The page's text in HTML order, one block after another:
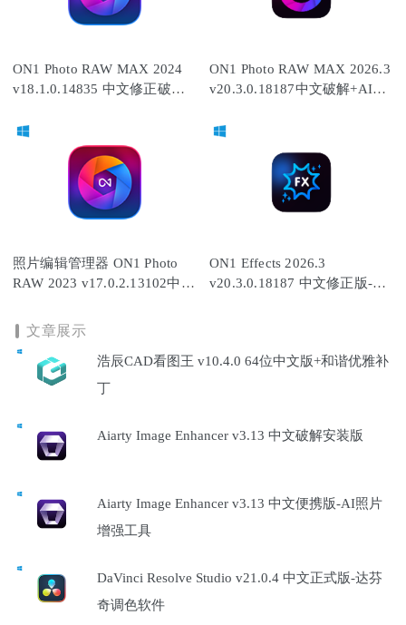
ON1 Photo RAW MAX 2024
v18.1.0.14835 中文修正破解
ON1 Photo RAW MAX 2026.3
v20.3.0.18187中文破解+AI全
照片编辑管理器 ON1 Photo
RAW 2023 v17.0.2.13102中文
ON1 Effects 2026.3
v20.3.0.18187 中文修正版-AI
文章展示
浩辰CAD看图王 v10.4.0 64位中文版+和谐优雅补
丁
Aiarty Image Enhancer v3.13 中文破解安装版
Aiarty Image Enhancer v3.13 中文便携版-AI照片
增强工具
DaVinci Resolve Studio v21.0.4 中文正式版-达芬
奇调色软件